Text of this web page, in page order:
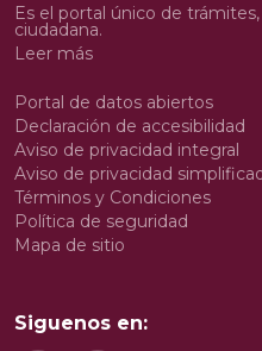
Es el portal único de
ciudadana.
Leer más
Portal de datos abiertos
Declaración de accesibilidad
Aviso de privacidad integral
Aviso de privacidad
Términos y Condiciones
Política de seguridad
Mapa de sitio
Siguenos en: